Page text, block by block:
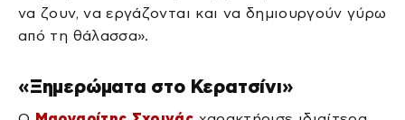
να ζουν, να εργάζονται και να δημιουργούν γύρω
από τη θάλασσα».
«Ξημερώματα στο Κερατσίνι»